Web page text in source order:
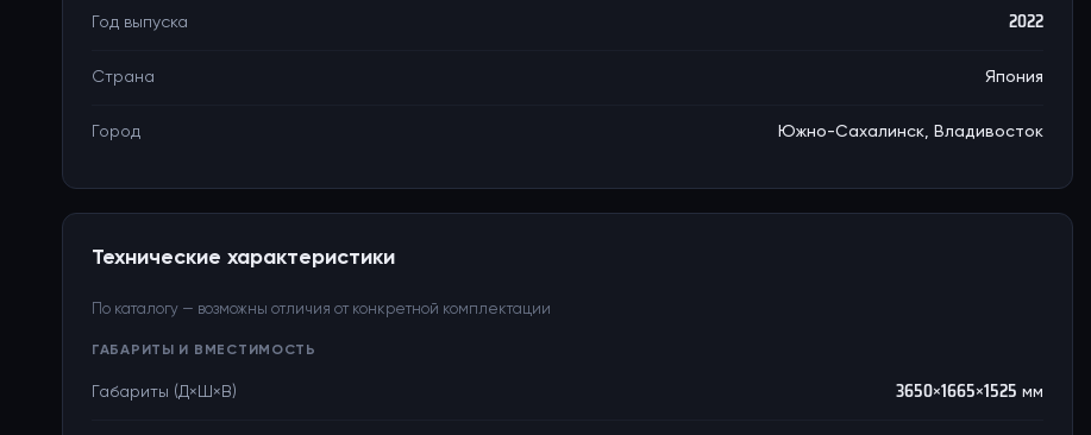
Год выпуска 2022
Страна Япония
Город Южно-Сахалинск, Владивосток
Технические характеристики
По каталогу — возможны отличия от конкретной комплектации
ГАБАРИТЫ И ВМЕСТИМОСТЬ
Габариты (Д×Ш×В) 3650×1665×1525 мм